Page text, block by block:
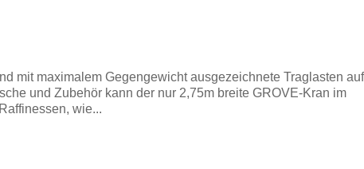
mit maximalem Gegengewicht ausgezeichnete Traglasten
und Zubehör kann der nur 2,75m breite GROVE-Kran im
wie...